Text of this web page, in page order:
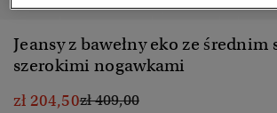
Jeansy z bawełny eko ze średnim
szerokimi nogawkami
zł 204,50Cena obniżona od
zł 409,00do